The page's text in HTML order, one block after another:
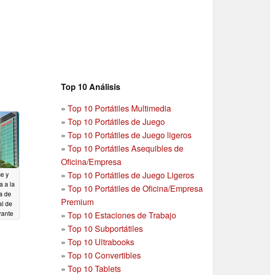
Top 10 Análisis
» Top 10 Portátiles Multimedia
» Top 10 Portátiles de Juego
» Top 10 Portátiles de Juego ligeros
» Top 10 Portátiles Asequibles de
Oficina/Empresa
» Top 10 Portátiles de Juego Ligeros
» Top 10 Portátiles de Oficina/Empresa
Premium
» Top 10 Estaciones de Trabajo
» Top 10 Subportátiles
» Top 10 Ultrabooks
» Top 10 Convertibles
» Top 10 Tablets
y
a la
de
de